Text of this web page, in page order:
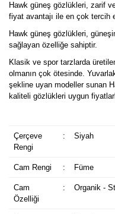
Hawk güneş gözlükleri, zarif
fiyat avantajı ile en çok tercih
Hawk güneş gözlükleri,
sağlayan özelliğe sahiptir.
Klasik ve spor tarzlarda
olmanın çok ötesinde.
şekline uyan modeller sunan
kaliteli gözlükleri uygun
Çerçeve
Rengi
: Siyah
Cam Rengi : Füme
Cam
Özelliği
: Organik -